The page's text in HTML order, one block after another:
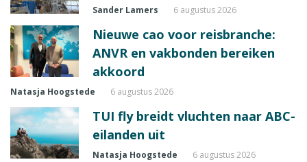
Sander Lamers 6 augustus 2026
Nieuwe cao voor reisbranche:
ANVR en vakbonden bereiken
akkoord
Natasja Hoogstede 6 augustus 2026
TUI fly breidt vluchten naar ABC-
eilanden uit
Natasja Hoogstede 6 augustus 2026